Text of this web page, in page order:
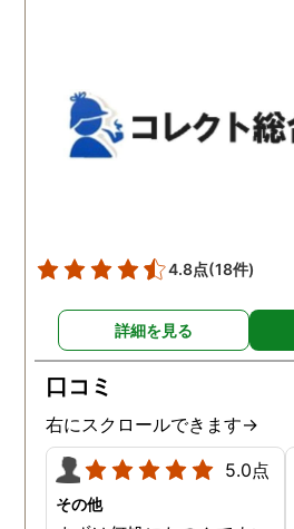
た私のケアをしっかりして
くださったおかげで、今は
元気に過ごせています。
4.8点(18件)
詳細を見る
口コミ
右にスクロールできます→
5.0点
その他